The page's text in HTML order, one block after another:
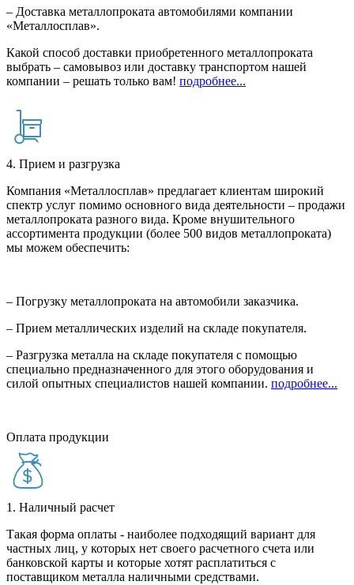
– Доставка металлопроката автомобилями компании
«Металлосплав».
Какой способ доставки приобретенного металлопроката
выбрать – самовывоз или доставку транспортом нашей
компании – решать только вам! подробнее...
4. Прием и разгрузка
Компания «Металлосплав» предлагает клиентам широкий
спектр услуг помимо основного вида деятельности – продажи
металлопроката разного вида. Кроме внушительного
ассортимента продукции (более 500 видов металлопроката)
мы можем обеспечить:
– Погрузку металлопроката на автомобили заказчика.
– Прием металлических изделий на складе покупателя.
– Разгрузка металла на складе покупателя с помощью
специально предназначенного для этого оборудования и
силой опытных специалистов нашей компании. подробнее...
Оплата продукции
1. Наличный расчет
Такая форма оплаты - наиболее подходящий вариант для
частных лиц, у которых нет своего расчетного счета или
банковской карты и которые хотят расплатиться с
поставщиком металла наличными средствами.